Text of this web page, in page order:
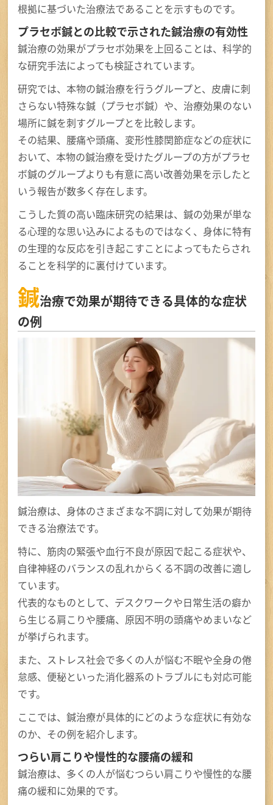
根拠に基づいた治療法であることを示すものです。
プラセボ鍼との比較で示された鍼治療の有効性
鍼治療の効果がプラセボ効果を上回ることは、科学的
な研究手法によっても検証されています。
研究では、本物の鍼治療を行うグループと、皮膚に刺
さらない特殊な鍼（プラセボ鍼）や、治療効果のない
場所に鍼を刺すグループとを比較します。
その結果、腰痛や頭痛、変形性膝関節症などの症状に
おいて、本物の鍼治療を受けたグループの方がプラセ
ボ鍼のグループよりも有意に高い改善効果を示したと
いう報告が数多く存在します。
こうした質の高い臨床研究の結果は、鍼の効果が単な
る心理的な思い込みによるものではなく、身体に特有
の生理的な反応を引き起こすことによってもたらされ
ることを科学的に裏付けています。
鍼治療で効果が期待できる具体的な症状
の例
鍼治療は、身体のさまざまな不調に対して効果が期待
できる治療法です。
特に、筋肉の緊張や血行不良が原因で起こる症状や、
自律神経のバランスの乱れからくる不調の改善に適し
ています。
代表的なものとして、デスクワークや日常生活の癖か
ら生じる肩こりや腰痛、原因不明の頭痛やめまいなど
が挙げられます。
また、ストレス社会で多くの人が悩む不眠や全身の倦
怠感、便秘といった消化器系のトラブルにも対応可能
です。
ここでは、鍼治療が具体的にどのような症状に有効な
のか、その例を紹介します。
つらい肩こりや慢性的な腰痛の緩和
鍼治療は、多くの人が悩むつらい肩こりや慢性的な腰
痛の緩和に効果的です。